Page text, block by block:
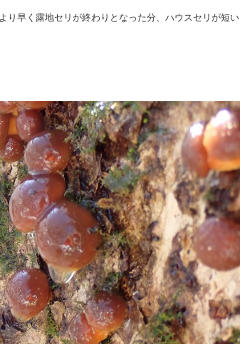
り早く露地セリが終わりとなった分、ハウスセリが短い